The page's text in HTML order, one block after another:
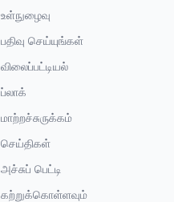
உள்நுழைவு
பதிவு செய்யுங்கள்
விலைப்பட்டியல்
ப்லாக்
மாற்றச்சுருக்கம்
செய்திகள்
அச்சுப் பெட்டி
கற்றுக்கொள்ளவும்